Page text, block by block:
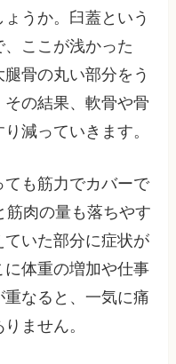
うか。臼蓋という
ここが浅かった
骨の丸い部分をう
の結果、軟骨や骨
減っていきます。
も筋力でカバーで
筋肉の量も落ちやす
ていた部分に症状が
体重の増加や仕事
なると、一気に痛
ません。